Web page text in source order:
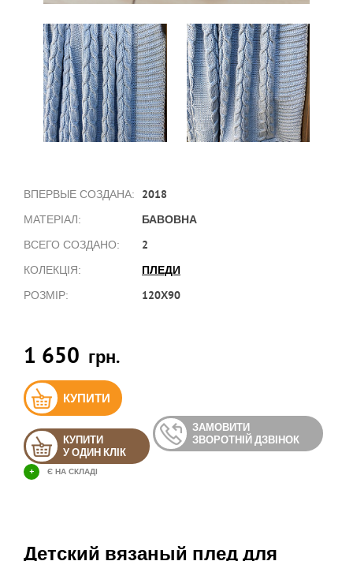
ВПЕРВЫЕ СОЗДАНА: 2018
МАТЕРІАЛ: БАВОВНА
ВСЕГО СОЗДАНО: 2
КОЛЕКЦІЯ: ПЛЕДИ
РОЗМІР: 120Х90
1 650 грн.
КУПИТИ
КУПИТИ
У ОДИН КЛІК
ЗАМОВИТИ
ЗВОРОТНІЙ ДЗВІНОК
+ Є НА СКЛАДІ
Детский вязаный плед для